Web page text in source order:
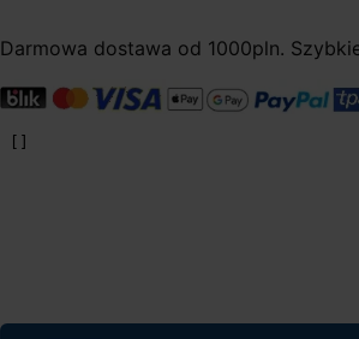
Darmowa dostawa od 1000pln.